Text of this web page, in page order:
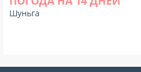
Шуньга